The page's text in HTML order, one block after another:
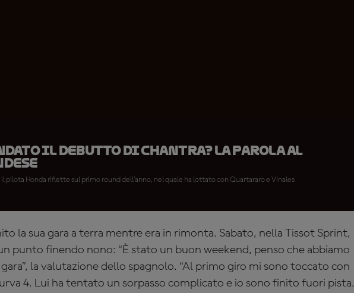
il debutto di Chantra? La parola al
pilota Honda riflette sul primo round dell'anno, nel quale ha lottato con Quartararo e Vinales
la sua gara a terra mentre era in rimonta. Sabato, nella Tissot Sprint,
punto finendo nono: “È stato un buon weekend, penso che abbiamo
la valutazione dello spagnolo. “Al primo giro mi sono toccato con
4. Lui ha tentato un sorpasso complicato e io sono finito fuori pista.